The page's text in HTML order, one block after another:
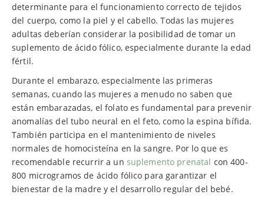
determinante para el funcionamiento correcto de tejidos
del cuerpo, como la piel y el cabello. Todas las mujeres
adultas deberían considerar la posibilidad de tomar un
suplemento de ácido fólico, especialmente durante la edad
fértil.
Durante el embarazo, especialmente las primeras
semanas, cuando las mujeres a menudo no saben que
están embarazadas, el folato es fundamental para prevenir
anomalías del tubo neural en el feto, como la espina bífida.
También participa en el mantenimiento de niveles
normales de homocisteína en la sangre. Por lo que es
recomendable recurrir a un suplemento prenatal con 400-
800 microgramos de ácido fólico para garantizar el
bienestar de la madre y el desarrollo regular del bebé.